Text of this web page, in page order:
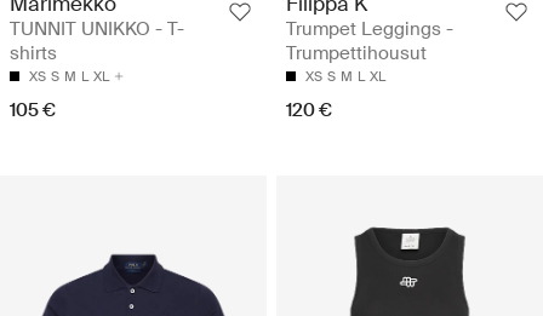
TUNNIT UNIKKO - T-
shirts
XS S M L XL
105 €
Trumpet Leggings -
Trumpettihousut
XS S M L XL
120 €